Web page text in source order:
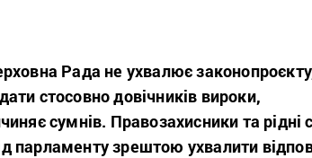
Рада не ухвалює
стосовно довічників вироки,
сумнів. Правозахисники та рідні
парламенту зрештою ухвалити